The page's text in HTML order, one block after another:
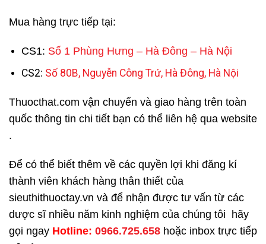
Mua hàng trực tiếp tại:
CS1: Số 1 Phùng Hưng – Hà Đông – Hà Nội
CS2: Số 80B, Nguyễn Công Trứ, Hà Đông, Hà Nội
Thuocthat.com vận chuyển và giao hàng trên toàn
quốc thông tin chi tiết bạn có thể liên hệ qua website
.
Để có thể biết thêm về các quyền lợi khi đăng kí
thành viên khách hàng thân thiết của
sieuthithuoctay.vn và để nhận được tư vấn từ các
dược sĩ nhiều năm kinh nghiệm của chúng tôi hãy
gọi ngay Hotline: 0966.725.658 hoặc inbox trực tiếp